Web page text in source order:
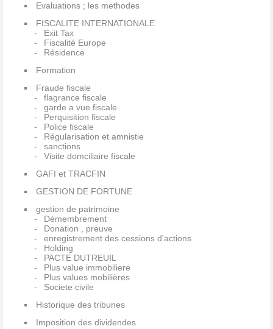
Evaluations ; les methodes
FISCALITE INTERNATIONALE
Exit Tax
Fiscalité Europe
Résidence
Formation
Fraude fiscale
flagrance fiscale
garde a vue fiscale
Perquisition fiscale
Police fiscale
Régularisation et amnistie
sanctions
Visite domciliaire fiscale
GAFI et TRACFIN
GESTION DE FORTUNE
gestion de patrimoine
Démembrement
Donation , preuve
enregistrement des cessions d'actions
Holding
PACTE DUTREUIL
Plus value immobiliere
Plus values mobilières
Societe civile
Historique des tribunes
Imposition des dividendes